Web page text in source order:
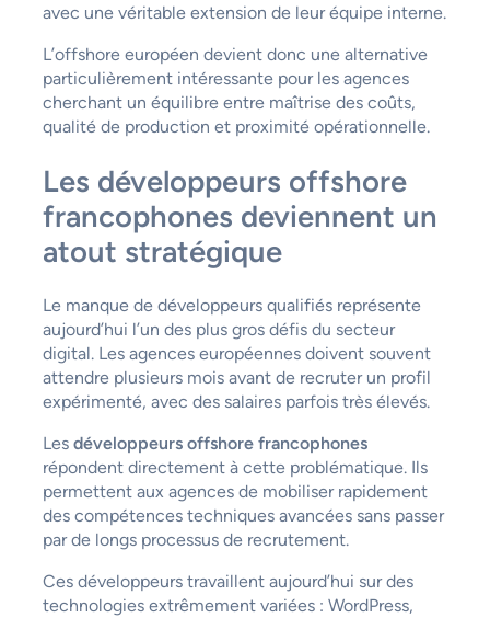
avec une véritable extension de leur équipe interne.
L’offshore européen devient donc une alternative
particulièrement intéressante pour les agences
cherchant un équilibre entre maîtrise des coûts,
qualité de production et proximité opérationnelle.
Les développeurs offshore
francophones deviennent un
atout stratégique
Le manque de développeurs qualifiés représente
aujourd’hui l’un des plus gros défis du secteur
digital. Les agences européennes doivent souvent
attendre plusieurs mois avant de recruter un profil
expérimenté, avec des salaires parfois très élevés.
Les développeurs offshore francophones
répondent directement à cette problématique. Ils
permettent aux agences de mobiliser rapidement
des compétences techniques avancées sans passer
par de longs processus de recrutement.
Ces développeurs travaillent aujourd’hui sur des
technologies extrêmement variées : WordPress,